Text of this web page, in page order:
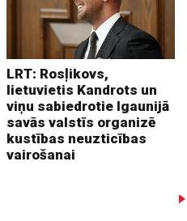
LRT: Rosļikovs,
lietuvietis Kandrots un
viņu sabiedrotie Igaunijā
savās valstīs organizē
kustības neuzticības
vairošanai